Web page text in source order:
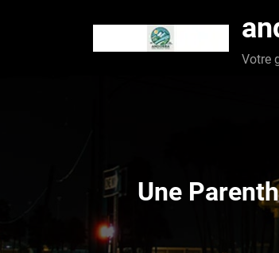
Votre
Une